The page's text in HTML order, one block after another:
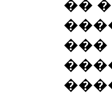
��
���